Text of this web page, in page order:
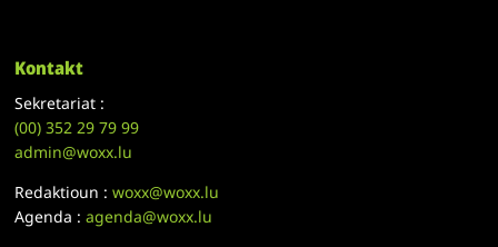
Kontakt
Sekretariat :
(00)352 29 79 99
admin@woxx.lu
Redaktioun :woxx@woxx.lu
Agenda :agenda@woxx.lu